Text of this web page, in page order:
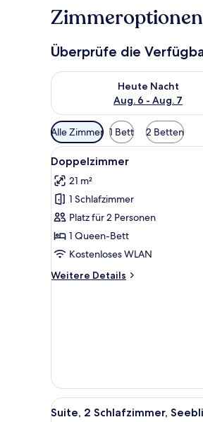
Zimmeroptionen
Überprüfe die
Heute Nacht
Aug. 6 - Aug. 7
Überprüfe die Verfügbarkeit
Verfügbare
Filter
für
Zimmer
Alle Zimmer 1 Bett 2 Betten
Alle
Fotos
für
Doppelzimmer
anzeigen
3
Doppelzimmer
21 m²
1 Schlafzimmer
Platz für 2 Personen
1 Queen-Bett
Kostenloses WLAN
Weitere Details
Weitere
Alle
7
Suite, 2 Schlafzimmer,